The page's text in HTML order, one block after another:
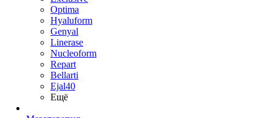
Optima
Hyaluform
Genyal
Linerase
Nucleoform
Repart
Bellarti
Ejal40
Ещё